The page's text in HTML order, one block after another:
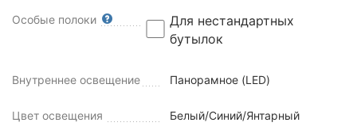
Особые полоки
Для нестандартных
бутылок
Внутреннее освещение Панорамное (LED)
Цвет освещения Белый/Синий/Янтарный